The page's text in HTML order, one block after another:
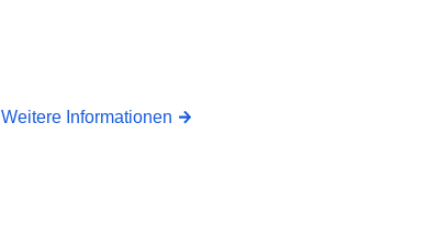
Weitere Informationen